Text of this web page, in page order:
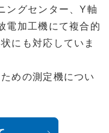
ングセンター、Y軸
電加工機にて複合的
にも対応していま
めの測定機につい